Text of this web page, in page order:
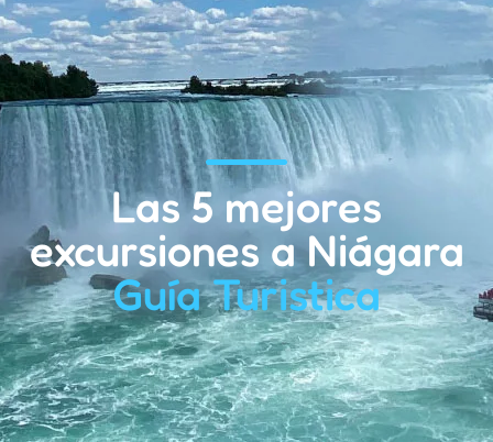
Las 5 mejores
excursiones a Niágara
Guía Turistica